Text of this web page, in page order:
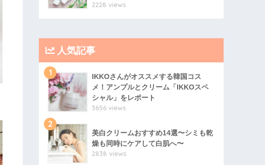
2228 views
人気記事
1
IKKOさんがオススメする韓国コス
メ！アンプルとクリーム「IKKOスペ
シャル」をレポート
3656 views
2
美白クリームおすすめ14選〜シミも乾
燥も同時にケアして白肌へ〜
2838 views